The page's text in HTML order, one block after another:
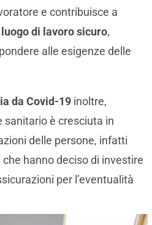
e contribuisce a
luogo di lavoro sicuro,
alle esigenze delle
da Covid-19 inoltre,
sanitario è cresciuta in
delle persone, infatti
hanno deciso di investire
per l’eventualità